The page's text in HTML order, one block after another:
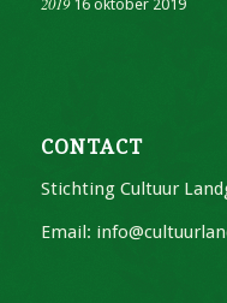
16 oktober 2019
CONTACT
Stichting Cultuur
Email: